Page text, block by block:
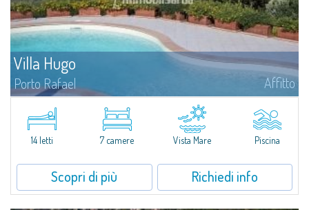
Villa Hugo
Porto Rafael Affitto
Nell'esclusiva e pittoresca località di Porto Rafael, sorge Villa Hugo, una
delle più ampie ville di Porto Rafael, affascinante proprietà caratterizzata da
un'invidiabile posizione panoramica...
14 letti 7 camere Vista Mare Piscina
Scopri di più Richiedi info